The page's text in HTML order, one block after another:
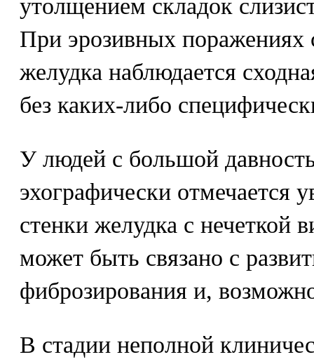
утолщением складок
При эрозивных поражениях
желудка наблюдается
без каких-либо
У людей с большой
эхографически отмечается
стенки желудка с нечеткой
может быть связано с
фиброзирования и,
В стадии неполной